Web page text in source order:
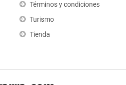
Términos y condiciones
Turismo
Tienda